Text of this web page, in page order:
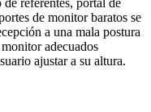
de monitor baratos se
a una mala postura
adecuados
ajustar a su altura.